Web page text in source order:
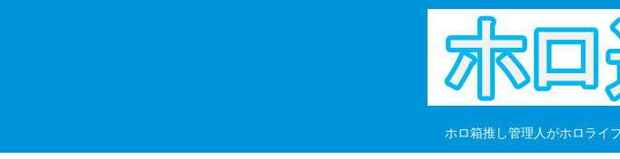
ホロ箱推し管理人がホロライ